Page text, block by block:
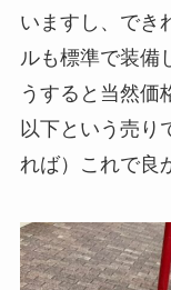
いますし、でき
ルも標準で装備
うすると当然価
以下という売り
れば）これで良